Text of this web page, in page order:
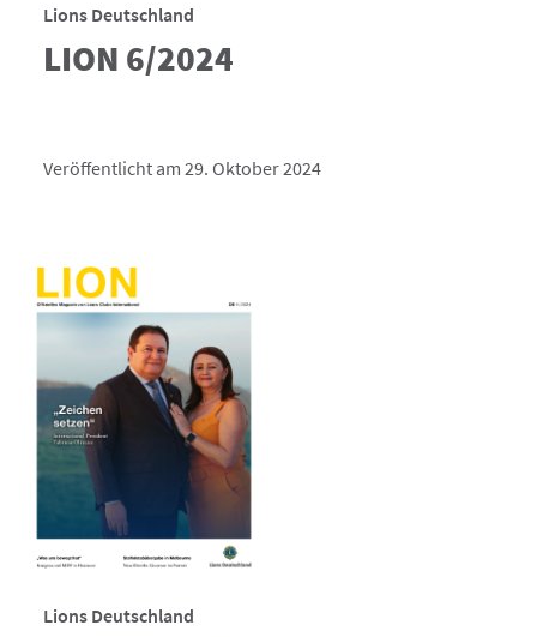
Lions Deutschland
LION 6/2024
Veröffentlicht am 29. Oktober 2024
Lions Deutschland